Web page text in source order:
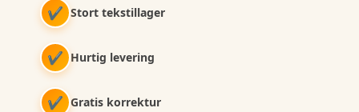
✔ Stort tekstillager
✔ Hurtig levering
✔ Gratis korrektur